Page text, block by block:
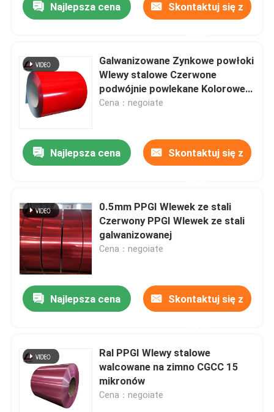
Produkty
Filmy
O nas
Kontrola jakości
Nowości
Najlepsza cena Skontaktuj się z
Galwanizowane Zynkowe powłoki
Wlewy stalowe Czerwone
podwójnie powlekane Kolorowe
malowane
Cena：negoiate
Najlepsza cena Skontaktuj się z
0.5mm PPGI Wlewek ze stali
Czerwony PPGI Wlewek ze stali
galwanizowanej
Cena：negoiate
Najlepsza cena Skontaktuj się z
Ral PPGI Wlewy stalowe
walcowane na zimno CGCC 15
mikronów
Cena：negoiate